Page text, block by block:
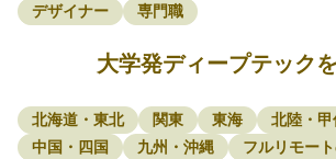
デザイナー
専門職
大学発ディープテック
北海道・東北 関東 東海 北陸・甲
中国・四国
九州・沖縄 フルリモー